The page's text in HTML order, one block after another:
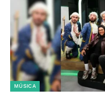
MÚSICA